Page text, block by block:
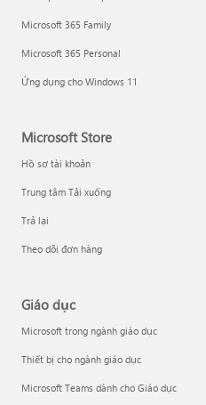
Microsoft 365 Family
Microsoft 365 Personal
Ứng dụng cho Windows 11
Microsoft Store
Hồ sơ tài khoản
Trung tâm Tải xuống
Trả lại
Theo dõi đơn hàng
Giáo dục
Microsoft trong ngành giáo dục
Thiết bị cho ngành giáo dục
Microsoft Teams dành cho Giáo dục